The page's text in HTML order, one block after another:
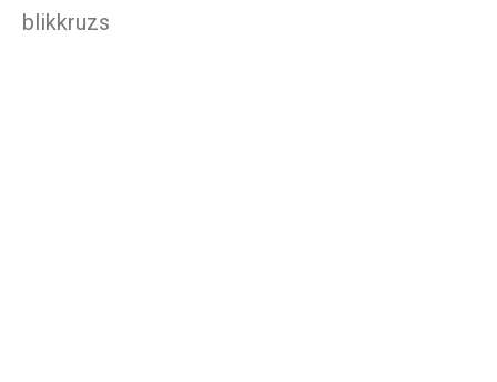
blikkruzs